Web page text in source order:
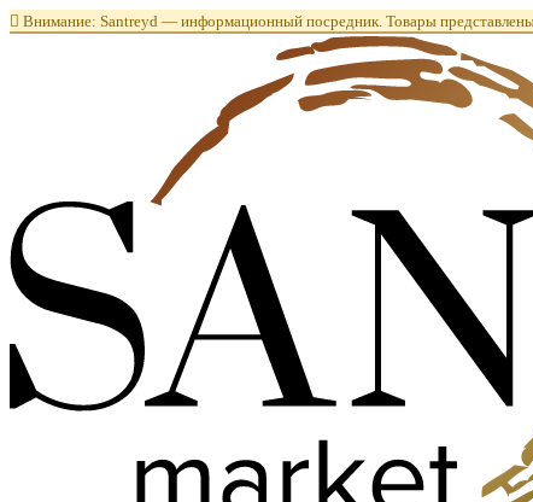
 Внимание: Santreyd — информационный посредник. Товары